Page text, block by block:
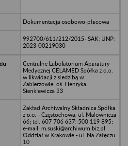
Dokumentacja osobowo-płacowa
992700/611/212/2015- SAK; UNP:
2023-00219030
Centralne Labolatorium Aparatury
Medycznej CELAMED Spółka z o.o.
w likwidacji z siedzibą w
Zabierzowie, oś. Henryka
Sienkiewicza 33
Zakład Archiwalny Składnica Spółka
z o.o. - Częstochowa, ul. Malownicza
66; tel. 607 706 637; 500 119 895;
e-mail: m.suski@archiwum.biz.pl
Oddział w Krakowie - ul. Na Załęczu
10